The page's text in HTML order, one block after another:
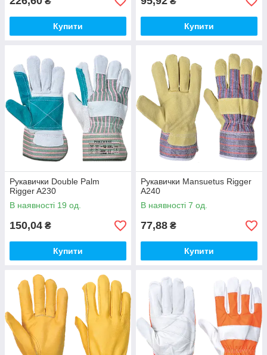
Купити Купити
Рукавички Double Palm
Rigger A230
В наявності 19 од.
150,04 ₴
Купити
Рукавички Mansuetus Rigger
A240
В наявності 7 од.
77,88 ₴
Купити